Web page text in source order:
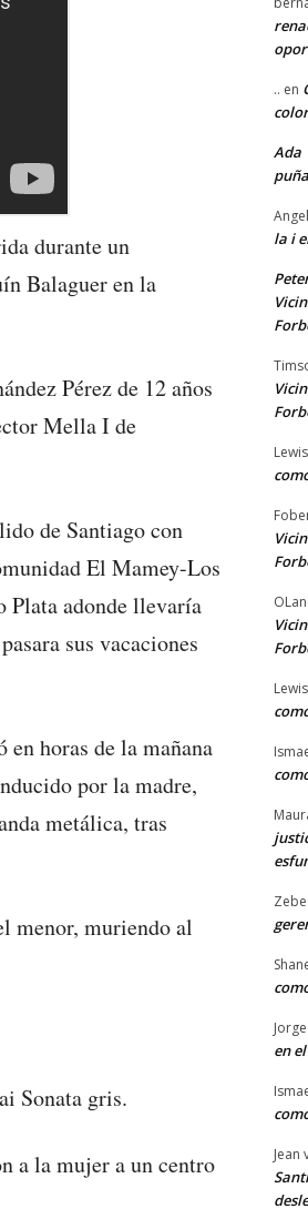
durante un
Balaguer en la
Pérez de 12 años
Mella I de
de Santiago con
El Mamey-Los
Plata adonde llevaría
sus vacaciones
horas de la mañana
por la madre,
metálica, tras
menor, muriendo al
Sonata gris.
a la mujer a un centro
.. en
Ada
la i
Jorge
en
Jean